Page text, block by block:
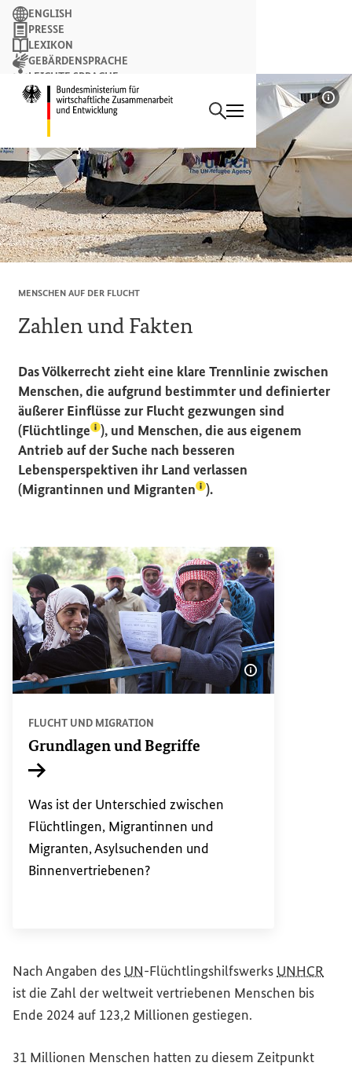
Startseite des
Suchbegriff
Suchen
ENGLISH
PRESSE
LEXIKON
GEBÄRDENSPRACHE
LEICHTE SPRACHE
NEWSLETTER
MENSCHEN AUF DER FLUCHT
Zahlen und Fakten
Das Völkerrecht zieht eine klare Trennlinie zwischen
Menschen, die aufgrund bestimmter und definierter
äußerer Einflüsse zur Flucht gezwungen sind
(Flüchtlinge(Lexikon-Eintrag zum Begriff aufrufen)
), und Menschen, die aus eigenem
Antrieb auf der Suche nach besseren
Lebensperspektiven ihr Land verlassen
(Migrantinnen und Migranten(Lexikon-Eintrag zum
).
FLUCHT UND MIGRATION
Grundlagen und Begriffe
Was ist der Unterschied zwischen
Flüchtlingen, Migrantinnen und
Migranten, Asylsuchenden und
Binnenvertriebenen?
Nach Angaben des UN-Flüchtlingshilfswerks UNHCR
ist die Zahl der weltweit vertriebenen Menschen bis
Ende 2024 auf 123,2 Millionen gestiegen.
31 Millionen Menschen hatten zu diesem Zeitpunkt